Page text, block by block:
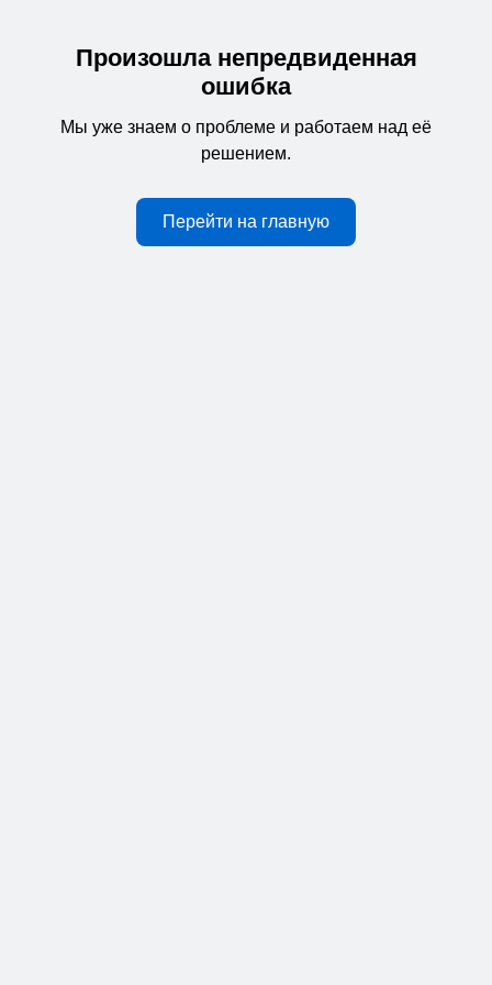
Произошла непредвиденная
ошибка
Мы уже знаем о проблеме и работаем над её
решением.
Перейти на главную